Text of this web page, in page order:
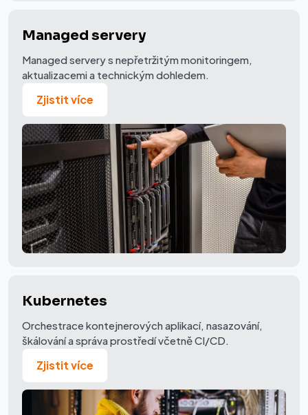
Managed servery
Managed servery s nepřetržitým monitoringem,
aktualizacemi a technickým dohledem.
Zjistit více
Kubernetes
Orchestrace kontejnerových aplikací, nasazování,
škálování a správa prostředí včetně CI/CD.
Zjistit více